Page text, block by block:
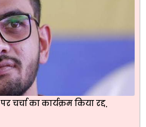
का कार्यक्रम किया रद्द,